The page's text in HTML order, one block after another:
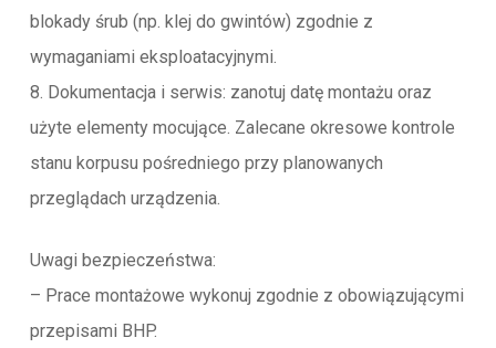
blokady śrub (np. klej do gwintów) zgodnie z
wymaganiami eksploatacyjnymi.
8. Dokumentacja i serwis: zanotuj datę montażu oraz
użyte elementy mocujące. Zalecane okresowe kontrole
stanu korpusu pośredniego przy planowanych
przeglądach urządzenia.
Uwagi bezpieczeństwa:
– Prace montażowe wykonuj zgodnie z obowiązującymi
przepisami BHP.